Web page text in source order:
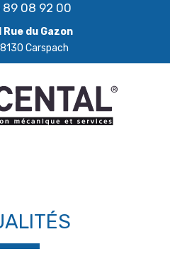
08 92 00
Rue du Gazon
Carspach